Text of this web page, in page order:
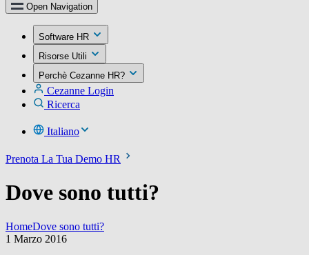
Open Navigation
Software HR
Risorse Utili
Perchè Cezanne HR?
Cezanne Login
Ricerca
Italiano
Prenota La Tua Demo HR
Dove sono tutti?
HomeDove sono tutti?
1 Marzo 2016